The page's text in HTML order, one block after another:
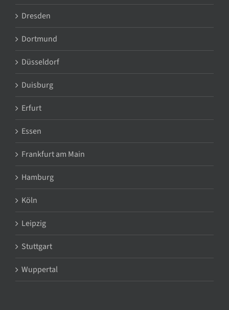
Dresden
Dortmund
Düsseldorf
Duisburg
Erfurt
Essen
Frankfurt am Main
Hamburg
Köln
Leipzig
Stuttgart
Wuppertal